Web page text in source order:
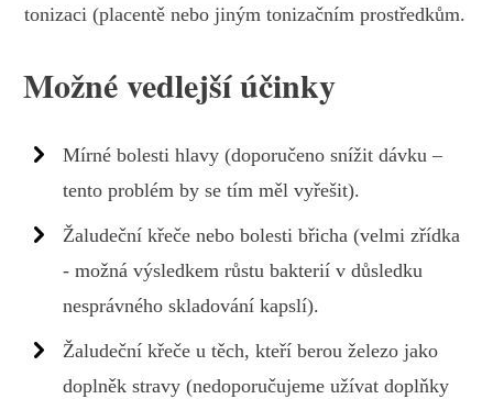
tonizaci (placentě nebo jiným tonizačním prostředkům.
Možné vedlejší účinky
Mírné bolesti hlavy (doporučeno snížit dávku –
tento problém by se tím měl vyřešit).
Žaludeční křeče nebo bolesti břicha (velmi zřídka
- možná výsledkem růstu bakterií v důsledku
nesprávného skladování kapslí).
Žaludeční křeče u těch, kteří berou železo jako
doplněk stravy (nedoporučujeme užívat doplňky